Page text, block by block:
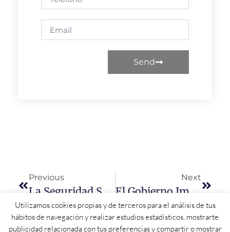
Send
Previous Next
Utilizamos cookies propias y de terceros para el análisis de tus
hábitos de navegación y realizar estudios estadísticos, mostrarte
publicidad relacionada con tus preferencias y compartir o mostrar